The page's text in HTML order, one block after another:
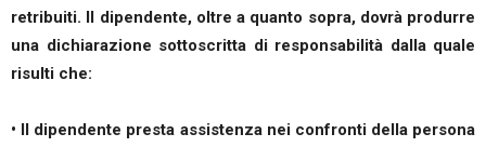
retribuiti. Il dipendente, oltre a quanto sopra, dovrà produrre
una dichiarazione sottoscritta di responsabilità dalla quale
risulti che:
• Il dipendente presta assistenza nei confronti della persona